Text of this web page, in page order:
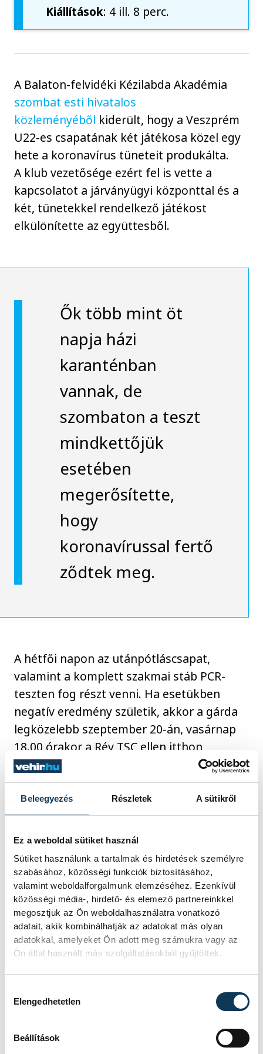
Beleegyezés Részletek A sütikről
Ez a weboldal sütiket használ
Sütiket használunk a tartalmak és hirdetések személyre
szabásához, közösségi funkciók biztosításához,
valamint weboldalforgalmunk elemzéséhez. Ezenkívül
közösségi média-, hirdető- és elemező partnereinkkel
megosztjuk az Ön weboldalhasználatra vonatkozó
adatait, akik kombinálhatják az adatokat más olyan
adatokkal, amelyeket Ön adott meg számukra vagy az
Ön által használt más szolgáltatásokból gyűjtöttek.
Elengedhetetlen
Beállítások
Kiállítások: 4 ill. 8 perc.
A Balaton-felvidéki Kézilabda Akadémia
szombat esti hivatalos
közleményéből kiderült, hogy a Veszprém
U22-es csapatának két játékosa közel egy
hete a koronavírus tüneteit produkálta.
A klub vezetősége ezért fel is vette a
kapcsolatot a járványügyi központtal és a
két, tünetekkel rendelkező játékost
elkülönítette az együttesből.
Ők több mint öt
napja házi
karanténban
vannak, de
szombaton a teszt
mindkettőjük
esetében
megerősítette,
hogy
koronavírussal fertő
ződtek meg.
A hétfői napon az utánpótláscsapat,
valamint a komplett szakmai stáb PCR-
teszten fog részt venni. Ha esetükben
negatív eredmény születik, akkor a gárda
legközelebb szeptember 20-án, vasárnap
18.00 órakor a Rév TSC ellen itthon
folytathatja a bajnokságot.
sport
kézilabda
Veszprém Handball Academy
SZERZŐ
Simon
Dániel